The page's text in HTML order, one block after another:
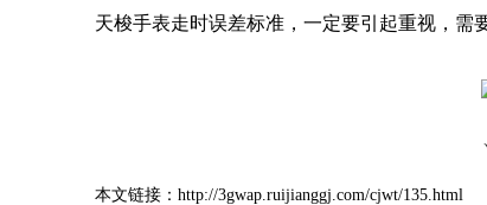
天梭手表走时误差标准，一定要引起重视，需
本文链接：http://3gwap.ruijianggj.com/cjwt/135.html